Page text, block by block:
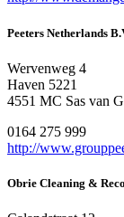
Peeters Netherlands
Wervenweg 4
Haven 5221
4551 MC Sas van
0164 275 999
http://
Obrie Cleaning &